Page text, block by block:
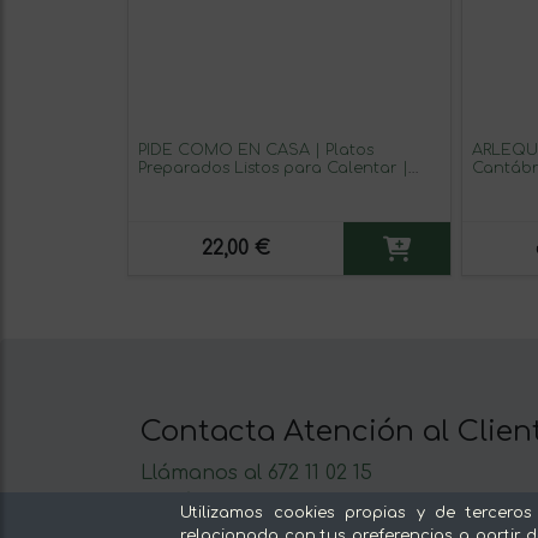
PIDE COMO EN CASA | Platos
Preparados Listos para Calentar |
Marinera con Arroz | Recetas
Tradicionales y Nutritivas | Pack 2 x
22,00 €
Contacta Atención al
Llámanos al 672 11 02 15
Escríbenos al Whatsapp
Escríbenos
Utilizamos cookies propias y de